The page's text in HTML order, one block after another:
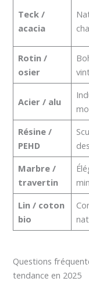
Teck /
acacia
Rotin /
osier
Acier / alu
Résine /
PEHD
Marbre /
travertin
Lin / coton
bio
Questions
tendance en 2025